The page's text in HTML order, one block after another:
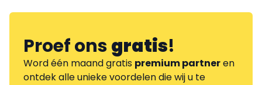
Proef onsgratis!
Word één maand gratis premium partneren
ontdek alle unieke voordelen die wij u te